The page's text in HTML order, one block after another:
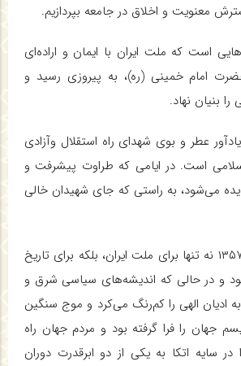
معنویت و اخلاق در جامعه بپردازیم.
است که ملت ایران با ایمان و اراده‌ای
امام خمینی (ره)، به پیروزی رسید و
بنیان نهاد.
عطر و بوی شهدای راه استقلال وآزادی
است. در ایامی که طراوت پیشرفت و
می‌شود، به راستی که جای شهیدان خالی
بیست و دوم بهمن ۱۳۵۷ نه تنها برای ملت ایران، بلکه برای تاریخ
و در حالی که اندیشه‌های سیاسی شرق و
ادیان الهی را کم‌رنگ می‌کرد و موج سنگین
جهان را فرا گرفته بود و مردم جهان راه
سایه اتکا به یکی از دو ابرقدرت‌ دوران